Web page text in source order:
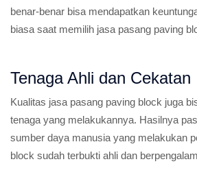
benar-benar bisa mendapatkan
biasa saat memilih jasa pasang paving
Tenaga Ahli dan Cekatan
Kualitas jasa pasang paving block juga
tenaga yang melakukannya. Hasilnya
sumber daya manusia yang melakukan
block sudah terbukti ahli dan